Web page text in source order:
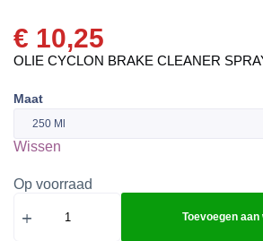
€ 10,25
OLIE CYCLON BRAKE CLEANER
Maat
Wissen
Op voorraad
Toevoegen